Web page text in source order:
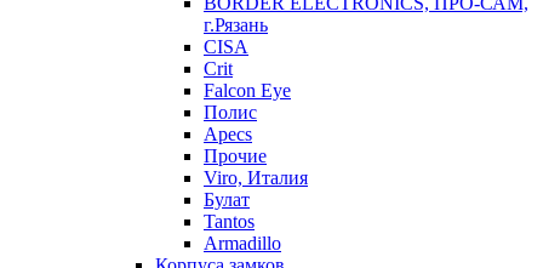
г.Рязань
CISA
Crit
Falcon Eye
Полис
Apecs
Прочие
Viro, Италия
Булат
Tantos
Armadillo